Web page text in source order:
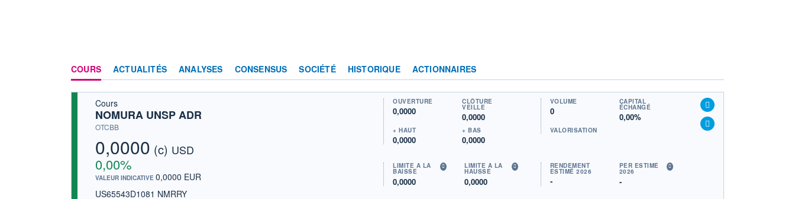
COURS ACTUALITÉS ANALYSES CONSENSUS SOCIÉTÉ HISTORIQUE ACTIONNAIRES
Cours
NOMURA UNSP ADR
OTCBB
0,0000 (c) USD
0,00%
VALEUR INDICATIVE 0,0000 EUR
US65543D1081 NMRRY
OUVERTURE
0,0000
CLÔTURE
VEILLE
0,0000
+ HAUT
0,0000
+ BAS
0,0000
VOLUME
0
CAPITAL
ÉCHANGÉ
0,00%
VALORISATION
LIMITE À LA
BAISSE
0,0000
LIMITE À LA
HAUSSE
0,0000
RENDEMENT
ESTIMÉ 2026
-
PER ESTIMÉ
2026
-